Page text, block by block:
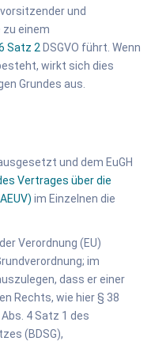
und
einem
Satz 2 DSGVO führt. Wenn
wirkt sich dies
Grundes aus.
und dem EuGH
Vertrages über die
im Einzelnen die
Verordnung (EU)
im
dass er einer
Rechts, wie hier § 38
Abs. 4 Satz 1 des
(BDSG),